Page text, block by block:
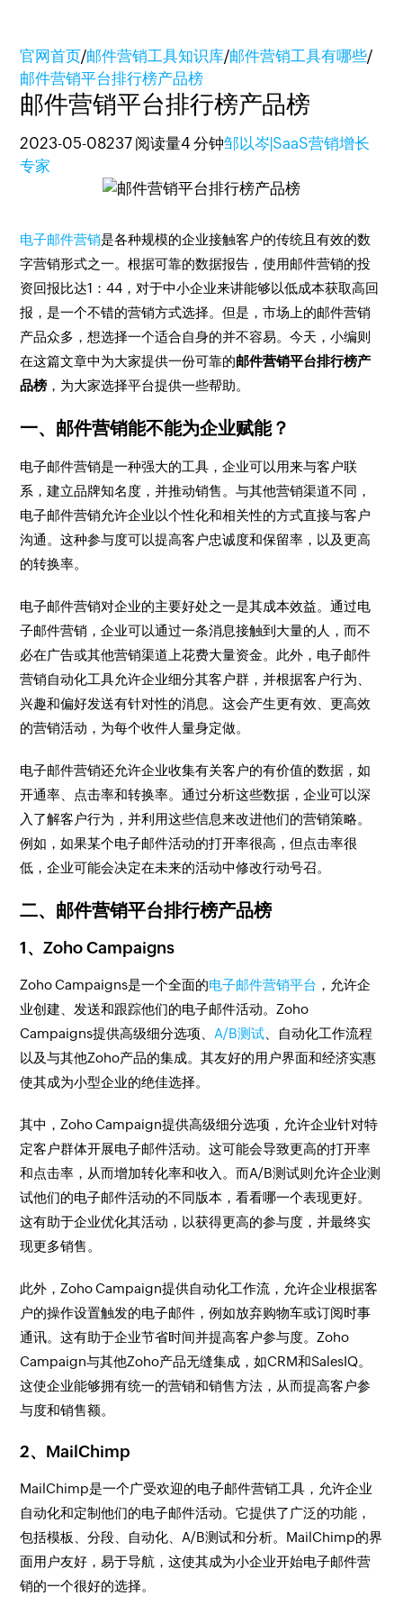
官网首页/邮件营销工具知识库/邮件营销工具有哪些/
邮件营销平台排行榜产品榜
邮件营销平台排行榜产品榜
2023-05-08237 阅读量4 分钟邹以岑|SaaS营销增长
专家
电子邮件营销是各种规模的企业接触客户的传统且有效的数
字营销形式之一。根据可靠的数据报告，使用邮件营销的投
资回报比达1：44，对于中小企业来讲能够以低成本获取高回
报，是一个不错的营销方式选择。但是，市场上的邮件营销
产品众多，想选择一个适合自身的并不容易。今天，小编则
在这篇文章中为大家提供一份可靠的邮件营销平台排行榜产
品榜 ，为大家选择平台提供一些帮助。
一、邮件营销能不能为企业赋能？
电子邮件营销是一种强大的工具，企业可以用来与客户联
系，建立品牌知名度，并推动销售。与其他营销渠道不同，
电子邮件营销允许企业以个性化和相关性的方式直接与客户
沟通。这种参与度可以提高客户忠诚度和保留率，以及更高
的转换率。
电子邮件营销对企业的主要好处之一是其成本效益。通过电
子邮件营销，企业可以通过一条消息接触到大量的人，而不
必在广告或其他营销渠道上花费大量资金。此外，电子邮件
营销自动化工具允许企业细分其客户群，并根据客户行为、
兴趣和偏好发送有针对性的消息。这会产生更有效、更高效
的营销活动，为每个收件人量身定做。
电子邮件营销还允许企业收集有关客户的有价值的数据，如
开通率、点击率和转换率。通过分析这些数据，企业可以深
入了解客户行为，并利用这些信息来改进他们的营销策略。
例如，如果某个电子邮件活动的打开率很高，但点击率很
低，企业可能会决定在未来的活动中修改行动号召。
二、邮件营销平台排行榜产品榜
1、Zoho Campaigns
Zoho Campaigns是一个全面的电子邮件营销平台 ，允许企
业创建、发送和跟踪他们的电子邮件活动。Zoho
Campaigns提供高级细分选项、 A/B测试 、自动化工作流程
以及与其他Zoho产品的集成。其友好的用户界面和经济实惠
使其成为小型企业的绝佳选择。
其中，Zoho Campaign提供高级细分选项，允许企业针对特
定客户群体开展电子邮件活动。这可能会导致更高的打开率
和点击率，从而增加转化率和收入。而A/B测试则允许企业测
试他们的电子邮件活动的不同版本，看看哪一个表现更好。
这有助于企业优化其活动，以获得更高的参与度，并最终实
现更多销售。
此外，Zoho Campaign提供自动化工作流，允许企业根据客
户的操作设置触发的电子邮件，例如放弃购物车或订阅时事
通讯。这有助于企业节省时间并提高客户参与度。Zoho
Campaign与其他Zoho产品无缝集成，如CRM和SalesIQ。
这使企业能够拥有统一的营销和销售方法，从而提高客户参
与度和销售额。
2、MailChimp
MailChimp是一个广受欢迎的电子邮件营销工具，允许企业
自动化和定制他们的电子邮件活动。它提供了广泛的功能，
包括模板、分段、自动化、A/B测试和分析。MailChimp的界
面用户友好，易于导航，这使其成为小企业开始电子邮件营
销的一个很好的选择。